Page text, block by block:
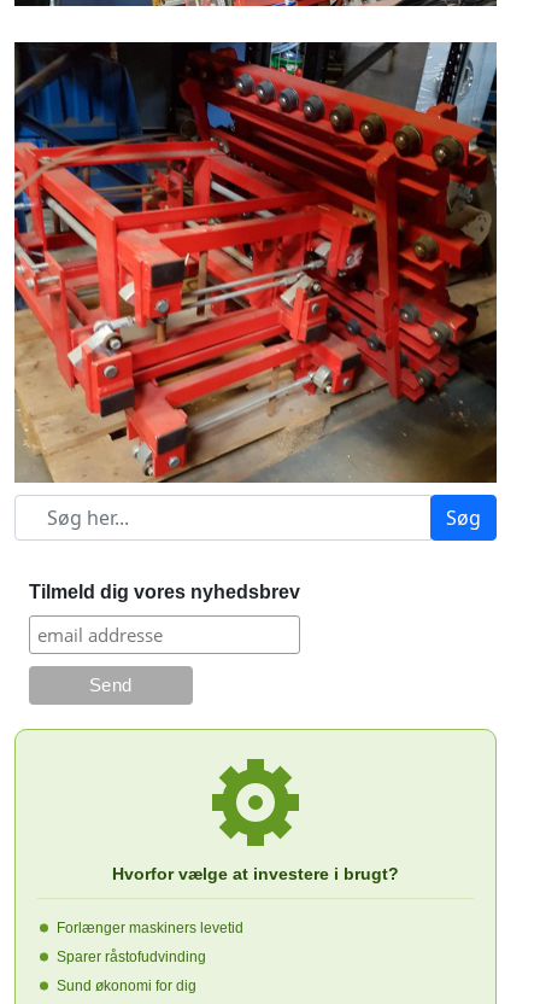
Søg
Tilmeld dig vores nyhedsbrev
Hvorfor vælge at investere i brugt?
Forlænger maskiners levetid
Sparer råstofudvinding
Sund økonomi for dig